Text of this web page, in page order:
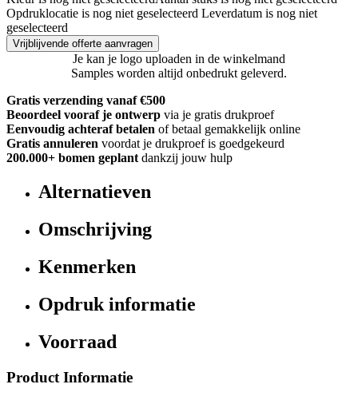
Opdruklocatie is nog niet geselecteerd Leverdatum is nog niet
geselecteerd
Vrijblijvende offerte aanvragen
Je kan je logo uploaden in de winkelmand
Samples worden altijd onbedrukt geleverd.
Gratis verzending vanaf €500
Beoordeel vooraf je ontwerp via je gratis drukproef
Eenvoudig achteraf betalen of betaal gemakkelijk online
Gratis annuleren voordat je drukproef is goedgekeurd
200.000+ bomen geplant dankzij jouw hulp
Alternatieven
Omschrijving
Kenmerken
Opdruk informatie
Voorraad
Product Informatie